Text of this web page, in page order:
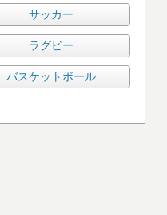
サッカー
ラグビー
バスケットボール